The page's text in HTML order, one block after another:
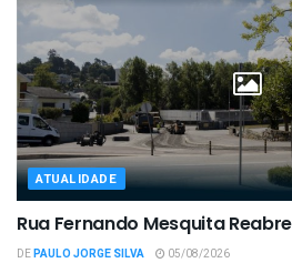
ATUALIDADE
Rua Fernando Mesquita
DEPAULO JORGE SILVA 05/08/2026